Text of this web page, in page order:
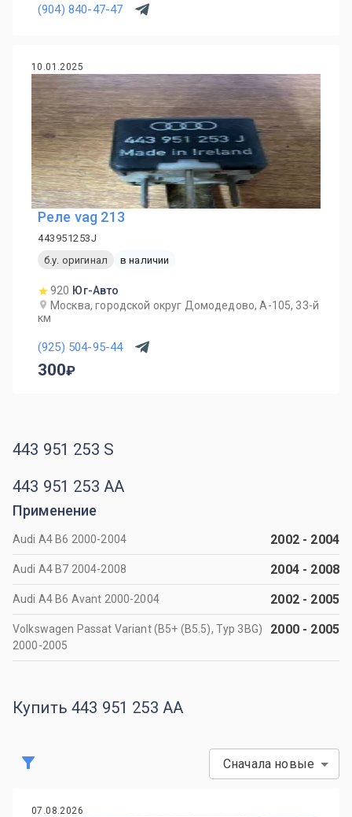
(904) 840-47-47
10.01.2025
Реле vag 213
443951253J
б.у. оригинал
в наличии
920 Юг-Авто
Москва, городской округ Домодедово, А-105, 33-й
км
(925) 504-95-44
300
443 951 253 S
443 951 253 AA
Применение
Audi A4 B6 2000-2004 2002- 2004
Audi A4 B7 2004-2008 2004- 2008
Audi A4 B6 Avant 2000-2004 2002- 2005
Volkswagen Passat Variant (B5+ (B5.5), Typ 3BG)
2000-2005
2000- 2005
Купить 443 951 253 AA
Сначала новые
07.08.2026